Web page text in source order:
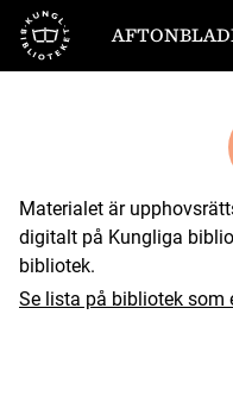
Till startsidan
Materialet är
digitalt på Kungliga
bibliotek.
Se lista på bibliotek